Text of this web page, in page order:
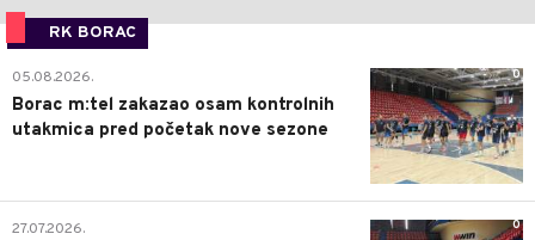
RK BORAC
0
05.08.2026.
Borac m:tel zakazao osam kontrolnih
utakmica pred početak nove sezone
0
27.07.2026.